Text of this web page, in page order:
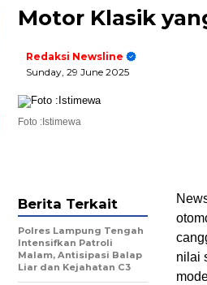
Motor Klasik
Redaksi Newsline
Sunday, 29 June 2025
Foto :Istimewa
nilai
Berita Terkait
Polres Lampung Tengah
Intensifkan Patroli
Malam, Antisipasi Balap
Liar dan Kejahatan C3